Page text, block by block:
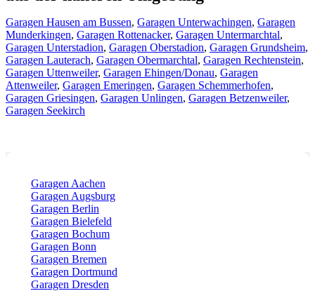
Garagen Hausen am Bussen, Garagen Unterwachingen, Garagen
Munderkingen, Garagen Rottenacker, Garagen Untermarchtal,
Garagen Unterstadion, Garagen Oberstadion, Garagen Grundsheim,
Garagen Lauterach, Garagen Obermarchtal, Garagen Rechtenstein,
Garagen Uttenweiler, Garagen Ehingen/Donau, Garagen
Attenweiler, Garagen Emeringen, Garagen Schemmerhofen,
Garagen Griesingen, Garagen Unlingen, Garagen Betzenweiler,
Garagen Seekirch
Garagen Aachen
Garagen Augsburg
Garagen Berlin
Garagen Bielefeld
Garagen Bochum
Garagen Bonn
Garagen Bremen
Garagen Dortmund
Garagen Dresden